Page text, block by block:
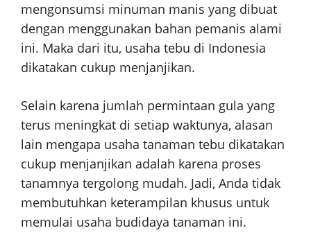
mengonsumsi minuman manis yang dibuat
dengan menggunakan bahan pemanis alami
ini. Maka dari itu, usaha tebu di Indonesia
dikatakan cukup menjanjikan.
Selain karena jumlah permintaan gula yang
terus meningkat di setiap waktunya, alasan
lain mengapa usaha tanaman tebu dikatakan
cukup menjanjikan adalah karena proses
tanamnya tergolong mudah. Jadi, Anda tidak
membutuhkan keterampilan khusus untuk
memulai usaha budidaya tanaman ini.